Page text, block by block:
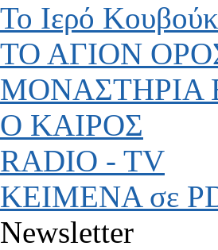
Το Ιερό
ΤΟ ΑΓΙΟΝ
ΜΟΝΑΣΤΗΡΙΑ
Ο ΚΑΙΡΟΣ
RADIO - TV
ΚΕΙΜΕΝΑ σε
Newsletter